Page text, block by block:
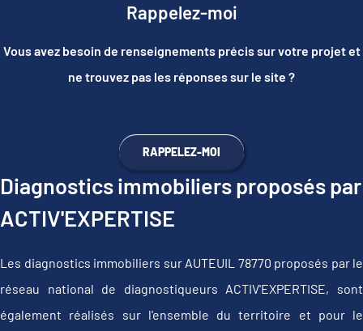
Rappelez-moi
Vous avez besoin de renseignements précis sur votre projet et
ne trouvez pas les réponses sur le site ?
RAPPELEZ-MOI
Diagnostics immobiliers proposés par
ACTIV'EXPERTISE
Les diagnostics immobiliers sur AUTEUIL 78770 proposés par le
réseau national de diagnostiqueurs ACTIV'EXPERTISE, sont
également réalisés sur l'ensemble du territoire et pour le